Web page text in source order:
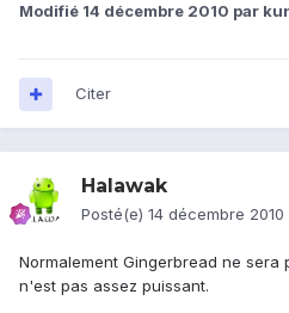
Modifié 14 décembre 2010 par
Citer
Halawak
Posté(e) 14 décembre 2010
Normalement Gingerbread ne
n'est pas assez puissant.